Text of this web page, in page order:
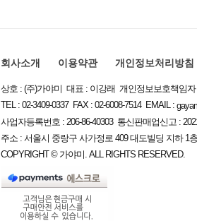
회사소개 이용약관 개인정보처리방침
상호 : (주)가야미 대표 : 이강래 개인정보보호책임
TEL : 02-3409-0337 FAX : 02-6008-7514 EMAIL :
사업자등록번호 : 206-86-40303 통신판매업신고 :
주소 : 서울시 중랑구 사가정로 409 대도빌딩 지하 1층
COPYRIGHT © 가야미. ALL RIGHTS RESERVED.